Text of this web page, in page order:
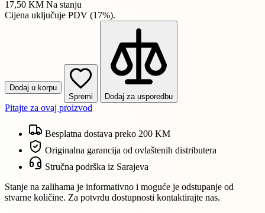
17,50 KM Na stanju
Cijena uključuje PDV (17%).
Dodaj u korpu
Spremi
Dodaj za usporedbu
Pitajte za ovaj proizvod
Besplatna dostava preko 200 KM
Originalna garancija od ovlaštenih distributera
Stručna podrška iz Sarajeva
Stanje na zalihama je informativno i moguće je odstupanje od
stvarne količine. Za potvrdu dostupnosti kontaktirajte nas.